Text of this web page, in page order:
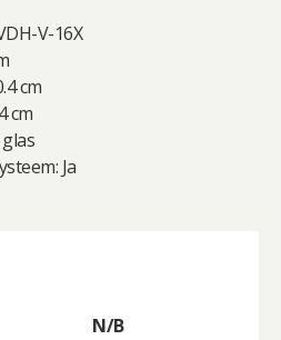
V-16X
cm
cm
Ja
N/B